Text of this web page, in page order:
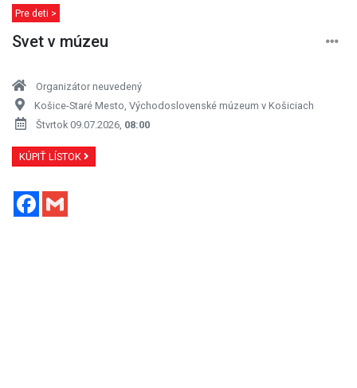
Pre deti >
Svet v múzeu
Organizátor neuvedený
Košice-Staré Mesto, Východoslovenské múzeum v Košiciach
Štvrtok 09.07.2026, 08:00
KÚPIŤ LÍSTOK
Facebook